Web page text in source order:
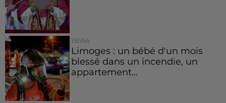
15h54
Limoges : un bébé d'un mois
blessé dans un incendie, un
appartement...